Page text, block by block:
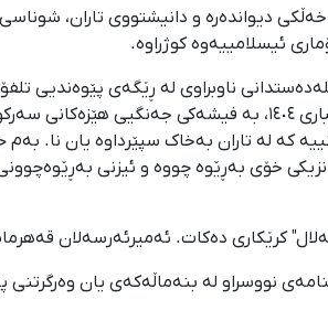
ئەمیرئەرسەلان قەهرمانی" لاوی ٢٠ و چەند ساڵەی خەڵكی دیواندەرە
یان ٢٤ ساڵان بووە و لە ناڕەزایەتییەکانی خەڵکی تاران لە شەوی ١٩ی
کە لە تاران بەخاک سپێرداوە یان نا.
خۆی بەڕێوە چووە و ئیزنی
نووسراو لە بنەماڵەکەی یان